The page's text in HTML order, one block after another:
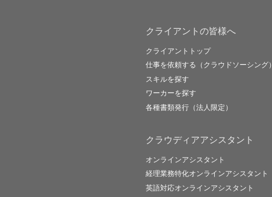
クライアントの皆様へ
クライアントトップ
仕事を依頼する（クラウドソーシング）
スキルを探す
ワーカーを探す
各種書類発行（法人限定）
クラウディアアシスタント
オンラインアシスタント
経理業務特化オンラインアシスタント
英語対応オンラインアシスタント